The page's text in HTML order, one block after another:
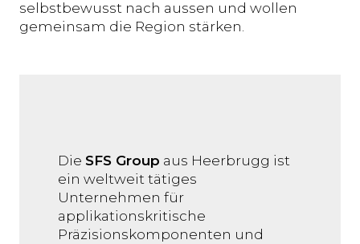
selbstbewusst nach aussen und wollen
gemeinsam die Region stärken.
Die SFS Group aus Heerbrugg ist
ein weltweit tätiges
Unternehmen für
applikationskritische
Präzisionskomponenten und